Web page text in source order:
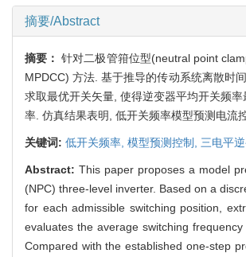
摘要/Abstract
摘要：针对二极管箝位型(neutral point
MPDCC) 方法. 基于推导的传动系统离散时
求取最优开关矢量, 使得逆变器平均开关频
率. 仿真结果表明, 低开关频率模型预测电流
关键词: 低开关频率, 模型预测控制, 三电平逆
Abstract: This paper proposes a model
(NPC) three-level inverter. Based on a
for each admissible switching position,
evaluates the average switching
Compared with the established one-step